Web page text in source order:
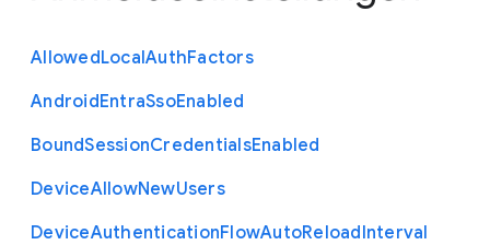
AllowedLocalAuthFactors
AndroidEntraSsoEnabled
BoundSessionCredentialsEnabled
DeviceAllowNewUsers
DeviceAuthenticationFlowAutoReloadInterval